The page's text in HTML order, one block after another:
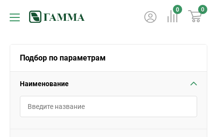
0 0
Подбор по параметрам
Наименование